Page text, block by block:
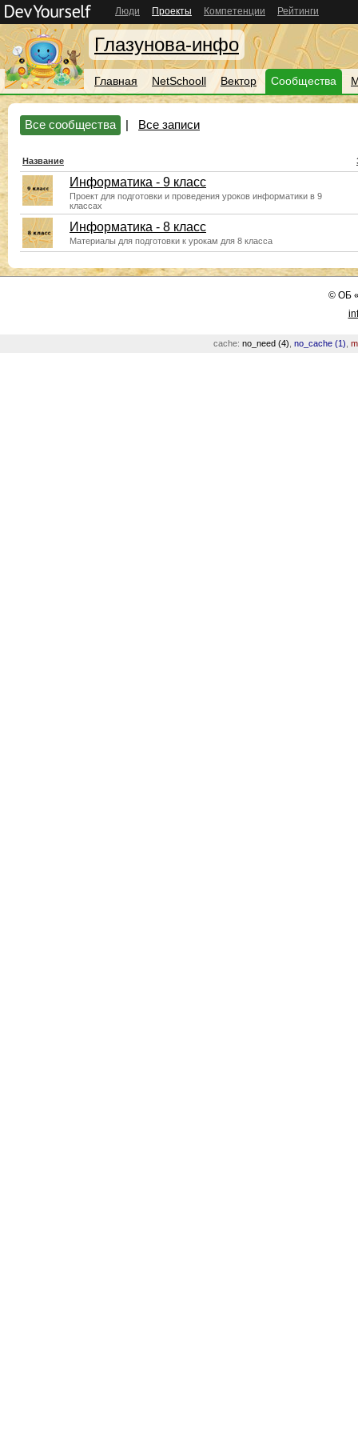
Люди Проекты Компетенции Рейтинги
Глазунова-инфо
Главная NetSchooll Вектор Сообщества
Все сообщества | Все записи
Название
Информатика - 9 класс
Проект для подготовки и проведения уроков информатики в 9
классах
Информатика - 8 класс
Материалы для подготовки к урокам для 8 класса
©ОБ
cache: no_need (4) no_cache (1)